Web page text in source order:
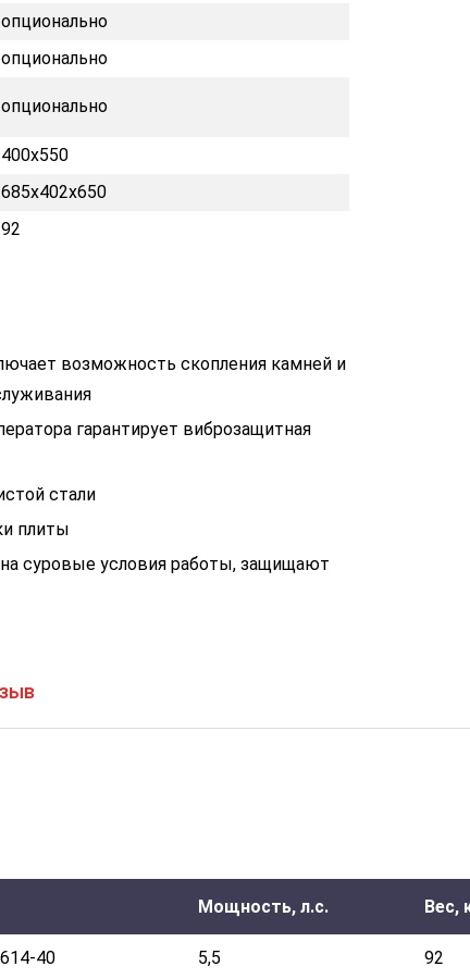
опционально
опционально
опционально
400х550
685x402x650
92
возможность скопления камней и
гарантирует виброзащитная
стали
плиты
суровые условия работы, защищают
Мощность, л.с. Вес,
40 5,5 92